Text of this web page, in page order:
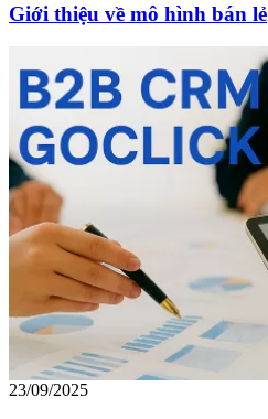
Giới thiệu về mô hình bán lẻ
23/09/2025